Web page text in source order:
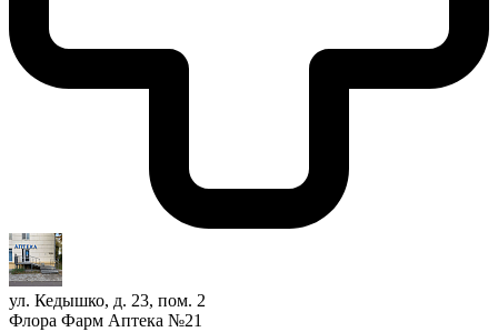
ул. Кедышко, д. 23, пом. 2
Флора Фарм Аптека №21